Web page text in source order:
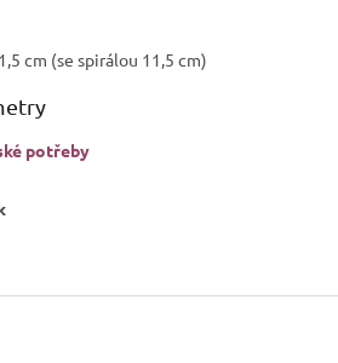
cm (se spirálou 11,5 cm)
potřeby